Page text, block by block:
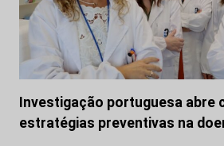
Investigação portuguesa abre
estratégias preventivas na